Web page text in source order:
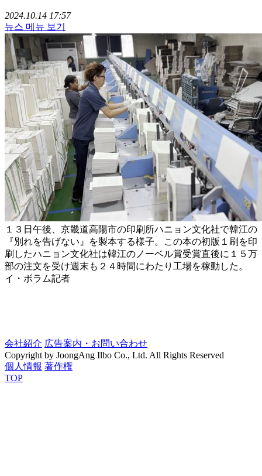
2024.10.14 17:57
뉴스 메뉴 보기
１３日午後、京畿道高陽市の印刷所ハニョン文化社で韓江の
『別れを告げない』を製本する様子。この本の初版１刷を印
刷したハニョン文化社は韓江のノーベル賞受賞直後に１５万
部の注文を受け週末も２４時間にわたり工場を稼動した。
イ・ボラム記者
会社紹介 広告案内・お問い合わせ
Copyright by JoongAng Ilbo Co., Ltd. All Rights Reserved
個人情報 著作権
TOP